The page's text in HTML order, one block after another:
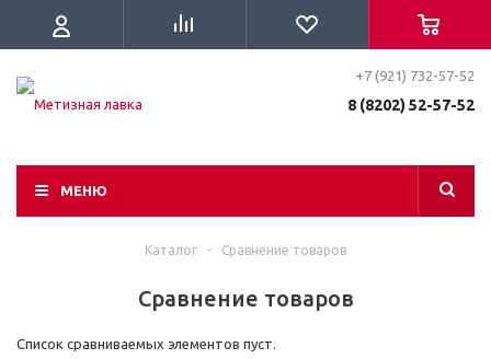
+7 (921) 732-57-52
8 (8202) 52-57-52
МЕНЮ
Каталог - Сравнение товаров
Сравнение товаров
Список сравниваемых элементов пуст.